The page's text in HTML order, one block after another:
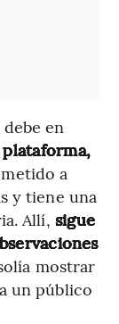
en
a
y tiene una
Allí, sigue
mostrar
un público